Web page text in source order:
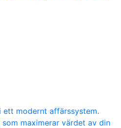
modernt affärssystem.
maximerar värdet av din